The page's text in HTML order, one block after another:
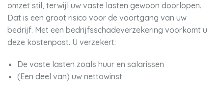
omzet stil, terwijl uw vaste lasten gewoon doorlopen.
Dat is een groot risico voor de voortgang van uw
bedrijf. Met een bedrijfsschadeverzekering voorkomt u
deze kostenpost. U verzekert:
De vaste lasten zoals huur en salarissen
(Een deel van) uw nettowinst